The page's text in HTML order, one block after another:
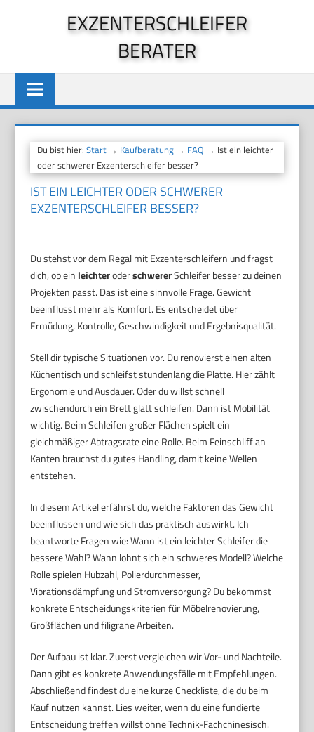
EXZENTERSCHLEIFER
BERATER
Du bist hier:Start → Kaufberatung → FAQ → Ist ein leichter
oder schwerer Exzenterschleifer besser?
IST EIN LEICHTER ODER SCHWERER
EXZENTERSCHLEIFER BESSER?
Du stehst vor dem Regal mit Exzenterschleifern und fragst
dich, ob ein leichteroderschwererSchleifer besser zu deinen
Projekten passt. Das ist eine sinnvolle Frage. Gewicht
beeinflusst mehr als Komfort. Es entscheidet über
Ermüdung, Kontrolle, Geschwindigkeit und Ergebnisqualität.
Stell dir typische Situationen vor. Du renovierst einen alten
Küchentisch und schleifst stundenlang die Platte. Hier zählt
Ergonomie und Ausdauer. Oder du willst schnell
zwischendurch ein Brett glatt schleifen. Dann ist Mobilität
wichtig. Beim Schleifen großer Flächen spielt ein
gleichmäßiger Abtragsrate eine Rolle. Beim Feinschliff an
Kanten brauchst du gutes Handling, damit keine Wellen
entstehen.
In diesem Artikel erfährst du, welche Faktoren das Gewicht
beeinflussen und wie sich das praktisch auswirkt. Ich
beantworte Fragen wie: Wann ist ein leichter Schleifer die
bessere Wahl? Wann lohnt sich ein schweres Modell? Welche
Rolle spielen Hubzahl, Polierdurchmesser,
Vibrationsdämpfung und Stromversorgung? Du bekommst
konkrete Entscheidungskriterien für Möbelrenovierung,
Großflächen und filigrane Arbeiten.
Der Aufbau ist klar. Zuerst vergleichen wir Vor- und Nachteile.
Dann gibt es konkrete Anwendungsfälle mit Empfehlungen.
Abschließend findest du eine kurze Checkliste, die du beim
Kauf nutzen kannst. Lies weiter, wenn du eine fundierte
Entscheidung treffen willst ohne Technik-Fachchinesisch.